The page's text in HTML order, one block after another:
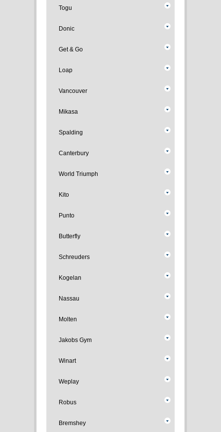
Togu
Donic
Get & Go
Loap
Vancouver
Mikasa
Spalding
Canterbury
World Triumph
Kito
Punto
Butterfly
Schreuders
Kogelan
Nassau
Molten
Jakobs Gym
Winart
Weplay
Robus
Bremshey